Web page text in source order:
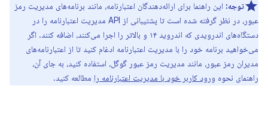
توجه: این راهنما برای ارائه‌دهندگان اعتبارنامه، مانند برنامه‌های مدیریت رمز
عبور، در نظر گرفته شده است تا پشتیبانی از API مدیریت اعتبارنامه را در
دستگاه‌های اندرویدی که اندروید ۱۴ و بالاتر را اجرا می‌کنند، اضافه کنند. اگر
می‌خواهید برنامه خود را با مدیریت اعتبارنامه ادغام کنید تا از اعتبارنامه‌های
مدیران رمز عبور، مانند مدیریت رمز عبور گوگل، استفاده کنید، به جای آن،
راهنمای نحوه ورود کاربر خود با مدیریت اعتبارنامه را مطالعه کنید.